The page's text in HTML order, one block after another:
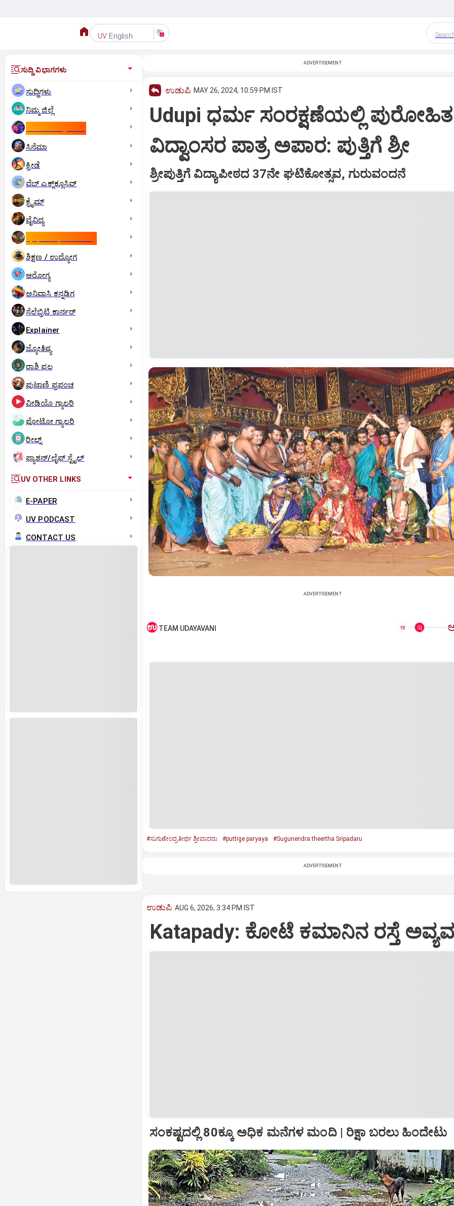
UV English
ಸುದ್ದಿ ವಿಭಾಗಗಳು
ಸುದ್ದಿಗಳು
ನಿಮ್ಮ ಜಿಲ್ಲೆ
ಸಿನೆಮಾ
ಕ್ರೀಡೆ
ವೆಬ್ ಎಕ್ಸ್‌ಕ್ಲೂಸಿವ್
ಕ್ರೈಮ್
ವೈವಿಧ್ಯ
ಶಿಕ್ಷಣ / ಉದ್ಯೋಗ
ಆರೋಗ್ಯ
ಅನಿವಾಸಿ ಕನ್ನಡಿಗ
ಸೆಲೆಬ್ರಿಟಿ ಕಾರ್ನರ್‌
Explainer
ಜ್ಯೋತಿಷ್ಯ
ರಾಶಿ ಫಲ
ಪುಟಾಣಿ ಪ್ರಪಂಚ
ವೀಡಿಯೊ ಗ್ಯಾಲರಿ
ಫೋಟೋ ಗ್ಯಾಲರಿ
ರೀಲ್ಸ್
ಫ್ಯಾಶನ್/ಲೈಫ್‌ ಸ್ಟೈಲ್
UV OTHER LINKS
E-PAPER
UV PODCAST
CONTACT US
ADVERTISEMENT
ಉಡುಪಿ MAY 26, 2024, 10:59 PM IST
Udupi ಧರ್ಮ ಸಂರಕ್ಷಣೆಯಲ್ಲಿ
ವಿದ್ವಾಂಸರ ಪಾತ್ರ ಅಪಾರ: ಪುತ್ತಿಗೆ ಶ್ರೀ
ಶ್ರೀಪುತ್ತಿಗೆ ವಿದ್ಯಾಪೀಠದ 37ನೇ ಘಟಿಕೋತ್ಸವ, ಗುರುವಂದನೆ
ADVERTISEMENT
TEAM UDAYAVANI ಅ
#ಸುಗುಣೇಂದ್ರತೀರ್ಥ ಶ್ರೀಪಾದರು #puttige paryaya #Sugunendra theertha Sripadaru
ADVERTISEMENT
ಉಡುಪಿ AUG 6, 2026, 3:34 PM IST
Katapady: ಕೋಟೆ ಕಮಾನಿನ ರಸ್ತೆ
ಸಂಕಷ್ಟದಲ್ಲಿ 80ಕ್ಕೂ ಅಧಿಕ ಮನೆಗಳ ಮಂದಿ | ರಿಕ್ಷಾ ಬರಲು ಹಿಂದೇಟು